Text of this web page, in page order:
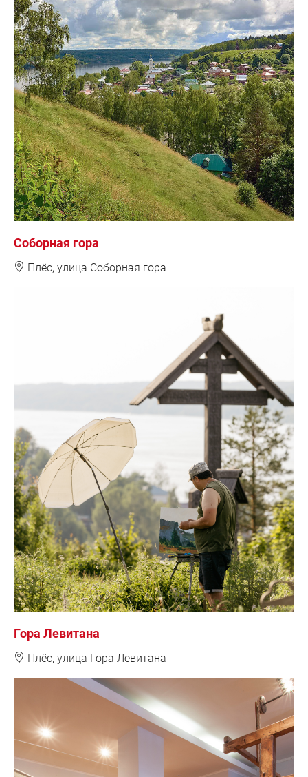
Соборная гора
❽ Плёс, улица Соборная гора
Гора Левитана
❽ Плёс, улица Гора Левитана